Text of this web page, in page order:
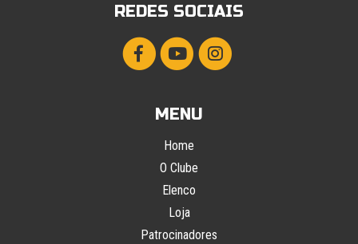
REDES SOCIAIS
MENU
Home
O Clube
Elenco
Loja
Patrocinadores